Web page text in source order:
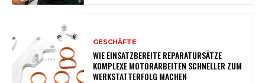
GESCHÄFTE
WIE EINSATZBEREITE REPARATURSÄTZE
KOMPLEXE MOTORARBEITEN SCHNELLER ZUM
WERKSTATTERFOLG MACHEN